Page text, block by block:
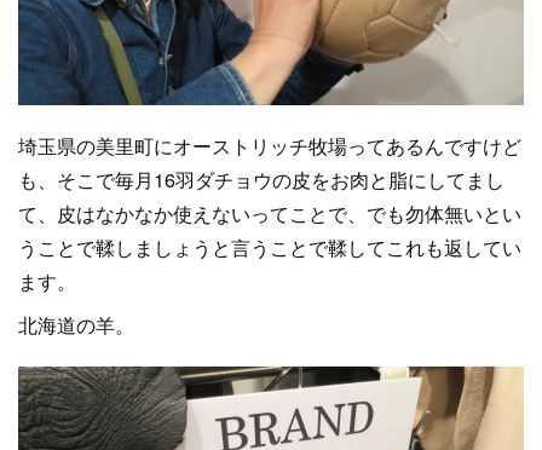
埼玉県の美里町にオーストリッチ牧場ってあるんですけど
も、そこで毎月16羽ダチョウの皮をお肉と脂にしてまし
て、皮はなかなか使えないってことで、でも勿体無いとい
うことで鞣しましょうと言うことで鞣してこれも返してい
ます。
北海道の羊。